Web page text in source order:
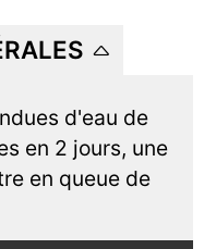
d'eau de
en 2 jours, une
en queue de